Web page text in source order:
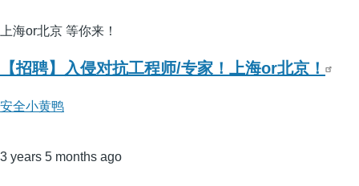
上海or北京 等你来！
【招聘】入侵对抗工程师/专家！上海or北京！
安全小黄鸭
3 years 5 months ago